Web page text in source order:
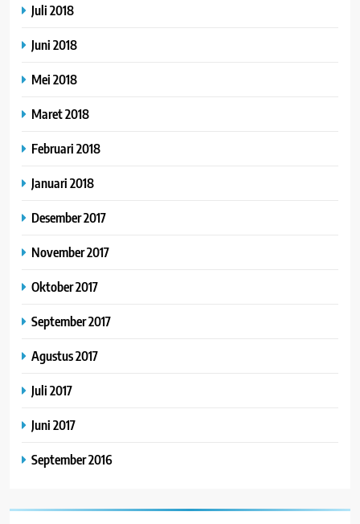
Juli 2018
Juni 2018
Mei 2018
Maret 2018
Februari 2018
Januari 2018
Desember 2017
November 2017
Oktober 2017
September 2017
Agustus 2017
Juli 2017
Juni 2017
September 2016